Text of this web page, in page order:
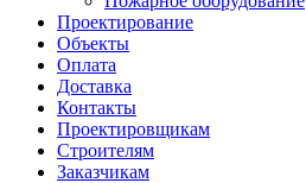
Проектирование
Объекты
Оплата
Доставка
Контакты
Проектировщикам
Строителям
Заказчикам